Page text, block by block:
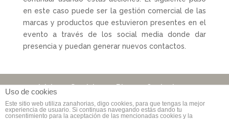
en este caso puede ser la gestión comercial de las
marcas y productos que estuvieron presentes en el
evento a través de los social media donde dar
presencia y puedan generar nuevos contactos.
Inicio Servicios Blog Contacto
Uso de cookies
Este sitio web utiliza zanahorias, digo cookies, para que tengas la mejor
experiencia de usuario. Si continuas navegando estás dando tu
consentimiento para la aceptación de las mencionadas cookies y la